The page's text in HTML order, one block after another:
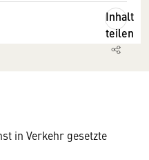
Inhalt
teilen
in Verkehr gesetzte